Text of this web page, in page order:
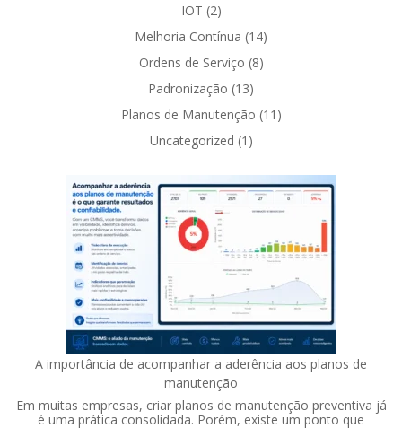
IOT (2)
Melhoria Contínua (14)
Ordens de Serviço (8)
Padronização (13)
Planos de Manutenção (11)
Uncategorized (1)
A importância de acompanhar a aderência aos planos de
manutenção
Em muitas empresas, criar planos de manutenção preventiva já
é uma prática consolidada. Porém, existe um ponto que